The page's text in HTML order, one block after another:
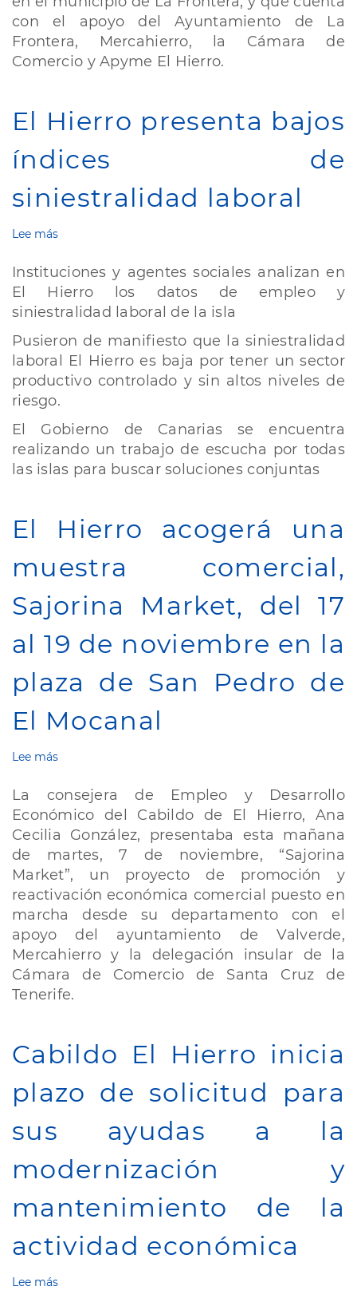
con el apoyo del Ayuntamiento de La
Frontera, Mercahierro, la Cámara de
Comercio y Apyme El Hierro.
El Hierro presenta bajos
índices de
siniestralidad laboral
Lee más
Hierro
presenta
bajos
índices
siniestralidad
laboral
Instituciones y agentes sociales analizan en
El Hierro los datos de empleo y
siniestralidad laboral de la isla
Pusieron de manifiesto que la siniestralidad
laboral El Hierro es baja por tener un sector
productivo controlado y sin altos niveles de
riesgo.
El Gobierno de Canarias se encuentra
realizando un trabajo de escucha por todas
las islas para buscar soluciones conjuntas
El Hierro acogerá una
muestra comercial,
Sajorina Market, del 17
al 19 de noviembre en la
plaza de San Pedro de
El Mocanal
Lee más
Hierro
acogerá
una
muestra
comercial,
Sajorina
Market,
del
17
19
de
noviembre
en
de
San
de
La consejera de Empleo y Desarrollo
Económico del Cabildo de El Hierro, Ana
Cecilia González, presentaba esta mañana
de martes, 7 de noviembre, “Sajorina
Market”, un proyecto de promoción y
reactivación económica comercial puesto en
marcha desde su departamento con el
apoyo del ayuntamiento de Valverde,
Mercahierro y la delegación insular de la
Cámara de Comercio de Santa Cruz de
Tenerife.
Cabildo El Hierro inicia
plazo de solicitud para
sus ayudas a la
modernización y
mantenimiento de la
actividad económica
Lee más